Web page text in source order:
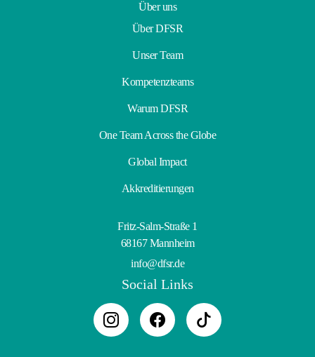
Über uns
Über DFSR
Unser Team
Kompetenzteams
Warum DFSR
One Team Across the Globe
Global Impact
Akkreditierungen
Fritz-Salm-Straße 1
68167 Mannheim
info@dfsr.de
Social Links